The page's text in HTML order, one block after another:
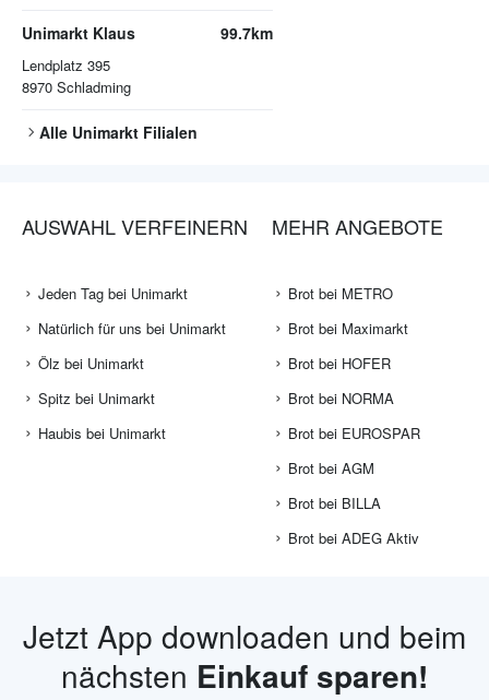
Unimarkt Klaus
Lendplatz 395
8970 Schladming
99.7km
Alle Unimarkt Filialen
AUSWAHL VERFEINERN
Jeden Tag bei Unimarkt
Natürlich für uns bei Unimarkt
Ölz bei Unimarkt
Spitz bei Unimarkt
Haubis bei Unimarkt
MEHR ANGEBOTE
Brot bei METRO
Brot bei Maximarkt
Brot bei HOFER
Brot bei NORMA
Brot bei EUROSPAR
Brot bei AGM
Brot bei BILLA
Brot bei ADEG Aktiv
Jetzt App downloaden und beim
nächsten Einkauf sparen!